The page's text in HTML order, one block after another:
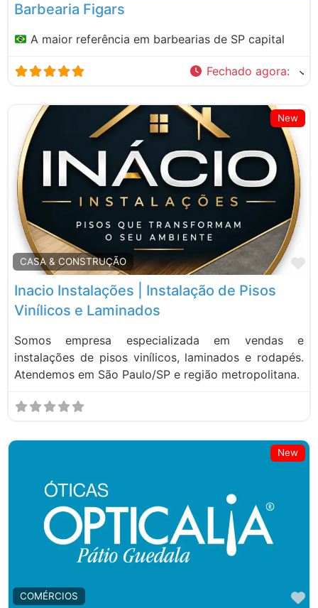
Barbearia Figars
A maior referência em barbearias de SP capital
Fechado agora:
New
CASA & CONSTRUÇÃO
Inacio Instalações | Instalação de Pisos
Vinílicos e Laminados
Somos empresa especializada em vendas e
instalações de pisos vinílicos, laminados e rodapés.
Atendemos em São Paulo/SP e região metropolitana.
New
COMÉRCIOS